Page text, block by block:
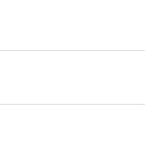
Suchen